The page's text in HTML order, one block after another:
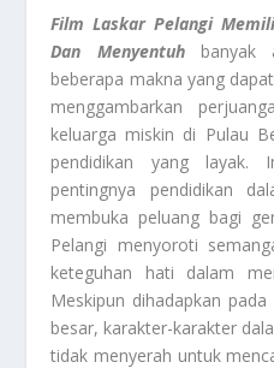
Film Laskar Pelangi
Dan Menyentuhbanyak
beberapa makna yang
menggambarkan
keluarga miskin di Pulau
pendidikan yang layak.
pentingnya pendidikan
membuka peluang bagi
Pelangi menyoroti
keteguhan hati dalam
Meskipun dihadapkan
besar, karakter-karakter
tidak menyerah untuk